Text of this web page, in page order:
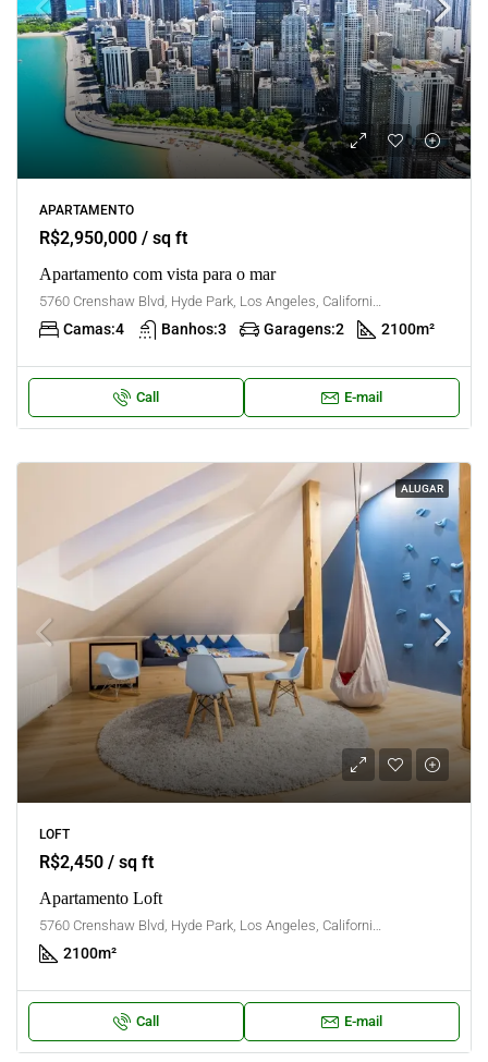
APARTAMENTO
R$2,950,000 / sq ft
Apartamento com vista para o mar
5760 Crenshaw Blvd, Hyde Park, Los Angeles, California, United States
Camas:4 Banhos:3 Garagens:2 2100m²
Call E-mail
ALUGAR
LOFT
R$2,450 / sq ft
Apartamento Loft
5760 Crenshaw Blvd, Hyde Park, Los Angeles, California, United States
2100m²
Call E-mail